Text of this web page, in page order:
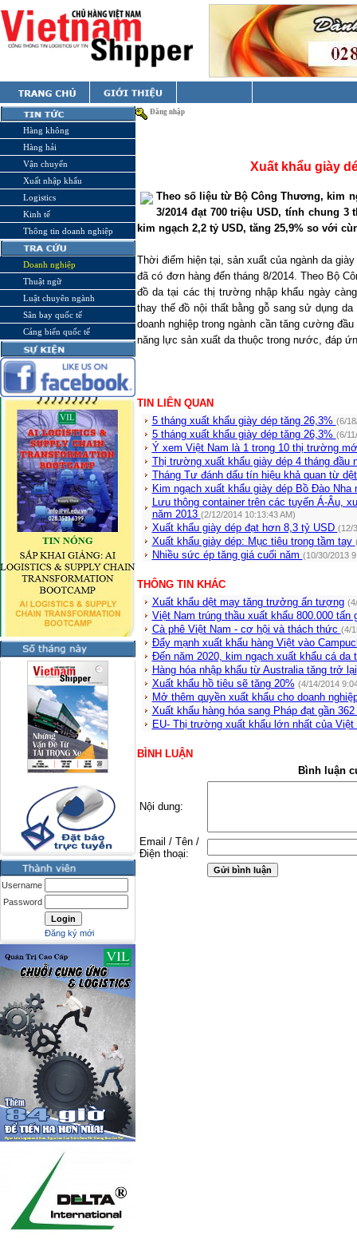
Hàng không
Hàng hải
Vận chuyển
Xuất nhập khẩu
Logistics
Kinh tế
Thông tin doanh nghiệp
Doanh nghiệp
Thuật ngữ
Luật chuyên ngành
Sân bay quốc tế
Cảng biển quốc tế
Username
Password
Đăng ký mới
Đăng nhập
Xuất khẩu giày
Theo số liệu từ Bộ Công Thương, kim
3/2014 đạt 700 triệu USD, tính chung
kim ngạch 2,2 tỷ USD, tăng 25,9% so với
Thời điểm hiện tại, sản xuất của ngành da
đã có đơn hàng đến tháng 8/2014. Theo Bộ
đồ da tại các thị trường nhập khẩu ngày
thay thế đồ nội thất bằng gỗ sang sử dụng
doanh nghiệp trong ngành cần tăng cường
năng lực sản xuất da thuộc trong nước, đáp
TIN LIÊN QUAN
5 tháng xuất khẩu giày dép tăng 26,3% (6/
5 tháng xuất khẩu giày dép tăng 26,3% (6/
Ý xem Việt Nam là 1 trong 10 thị trường
Thị trường xuất khẩu giày dép 4 tháng đầu
Tháng Tư đánh dấu tín hiệu khả quan từ
Kim ngạch xuất khẩu giày dép Bồ Đào Nha
Lưu thông container trên các tuyến Á-Âu,
năm 2013 (2/12/2014 10:13:43 AM)
Xuất khẩu giày dép đạt hơn 8,3 tỷ USD (12/
Xuất khẩu giày dép: Mục tiêu trong tầm tay
Nhiều sức ép tăng giá cuối năm (10/30/2013
THÔNG TIN KHÁC
Xuất khẩu dệt may tăng trưởng ấn tượng
Việt Nam trúng thầu xuất khẩu 800.000 tấn
Cà phê Việt Nam - cơ hội và thách thức (4/
Đẩy mạnh xuất khẩu hàng Việt vào
Đến năm 2020, kim ngạch xuất khẩu cá da
Hàng hóa nhập khẩu từ Australia tăng trở lại
Xuất khẩu hồ tiêu sẽ tăng 20% (4/14/2014
Mở thêm quyền xuất khẩu cho doanh
Xuất khẩu hàng hóa sang Pháp đạt gần
EU- Thị trường xuất khẩu lớn nhất của Việt
BÌNH LUẬN
Bình luận
Nội dung:
Email / Tên /
Điện thoại: